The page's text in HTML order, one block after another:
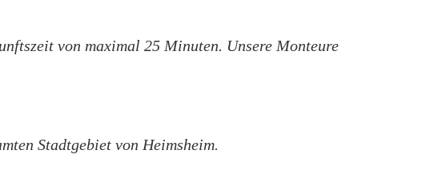
von maximal 25 Minuten. Unsere Monteure
Stadtgebiet von Heimsheim.